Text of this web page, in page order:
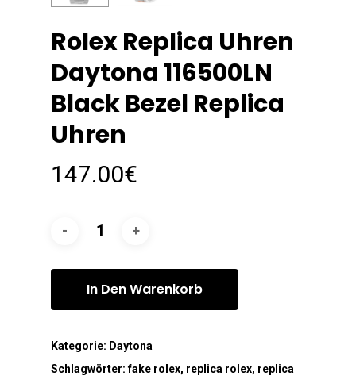
Rolex Replica Uhren
Daytona 116500LN
Black Bezel Replica
Uhren
147.00€
In Den Warenkorb
Kategorie: Daytona
Schlagwörter:fake rolex, replica rolex, replica